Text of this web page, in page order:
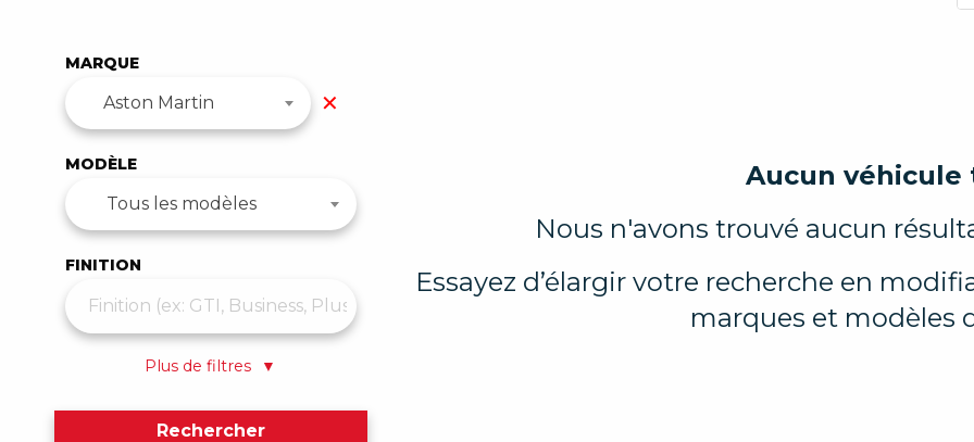
MARQUE
Aston Martin ✕
MODÈLE
Tous les modèles
FINITION
Plus de filtres ▼
Rechercher
Aucun véhicule
Nous n'avons trouvé aucun
Essayez d’élargir votre recherche en
marques et modèles